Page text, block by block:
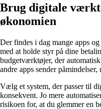
Brug digitale
økonomien
Der findes i dag mange apps
med at holde styr på dine
budgetværktøjer, der
andre apps sender
Vælg et system, der passer til
konsekvent. Jo mere
risikoen for, at du glemmer en